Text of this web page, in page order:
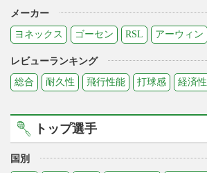
メーカー
ヨネックス
ゴーセン RSL アーウィン
レビューランキング
総合
耐久性 飛行性能 打球感 経済性
トップ選手
国別